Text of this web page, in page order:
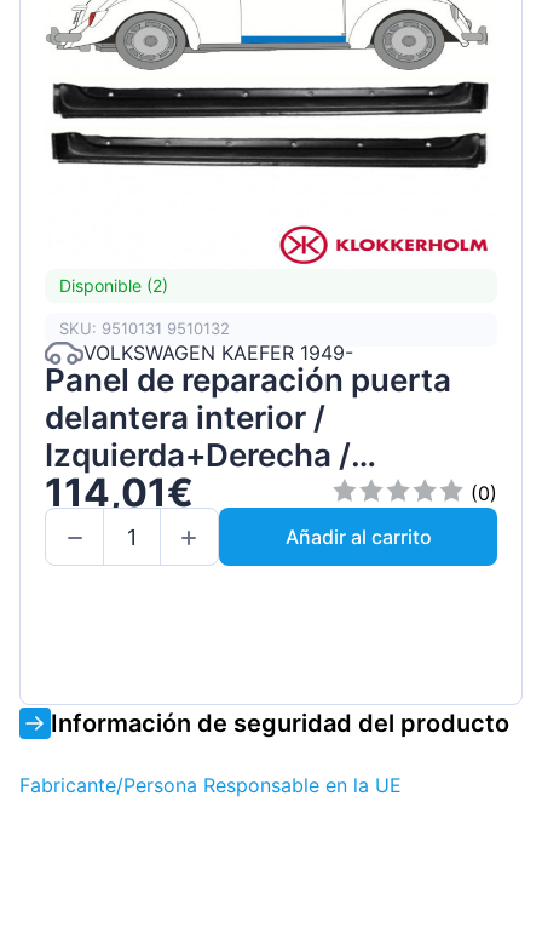
Disponible (2)
SKU: 9510131 9510132
VOLKSWAGEN KAEFER 1949-
Panel de reparación puerta
delantera interior /
Izquierda+Derecha /
Conjunto
114,01€
(0)
Añadir al carrito
Información de seguridad del producto
Fabricante/Persona Responsable en la UE